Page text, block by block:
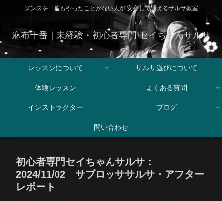
ダンスを一度もやったことがない人が 安心して通えるサルサ教室
麻布十番｜未経験・初心者専門 セイちゃんサルサ
レッスンについて サルサ遊びについて
体験レッスン よくある質問
インストラクター ブログ
問い合わせ
初心者専門セイちゃんサルサ：
2024/11/02 サブロッササルサ・アフター
レポート